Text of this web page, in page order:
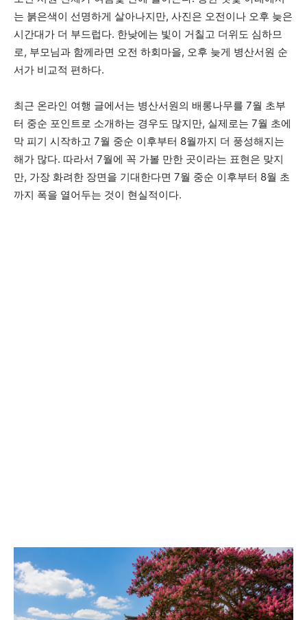
는 붉은색이 선명하게 살아나지만, 사진은 오전이나 오후 늦은
시간대가 더 부드럽다. 한낮에는 빛이 거칠고 더위도 심하므
로, 부모님과 함께라면 오전 하회마을, 오후 늦게 병산서원 순
서가 비교적 편하다.
최근 온라인 여행 글에서는 병산서원의 배롱나무를 7월 초부
터 중순 포인트로 소개하는 경우도 많지만, 실제로는 7월 초에
막 피기 시작하고 7월 중순 이후부터 8월까지 더 풍성해지는
해가 많다. 따라서 7월에 꼭 가볼 만한 곳이라는 표현은 맞지
만, 가장 화려한 장면을 기대한다면 7월 중순 이후부터 8월 초
까지 폭을 열어두는 것이 현실적이다.